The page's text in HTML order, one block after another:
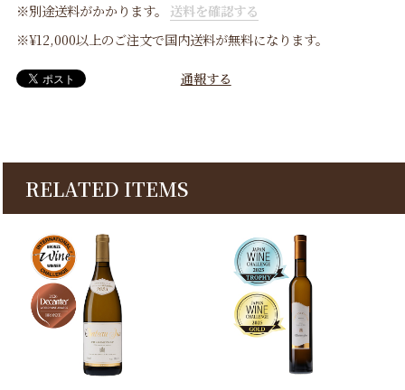
※別途送料がかかります。
送料を確認する
※¥12,000以上のご注文で国内送料が無料になります。
通報する
RELATED ITEMS